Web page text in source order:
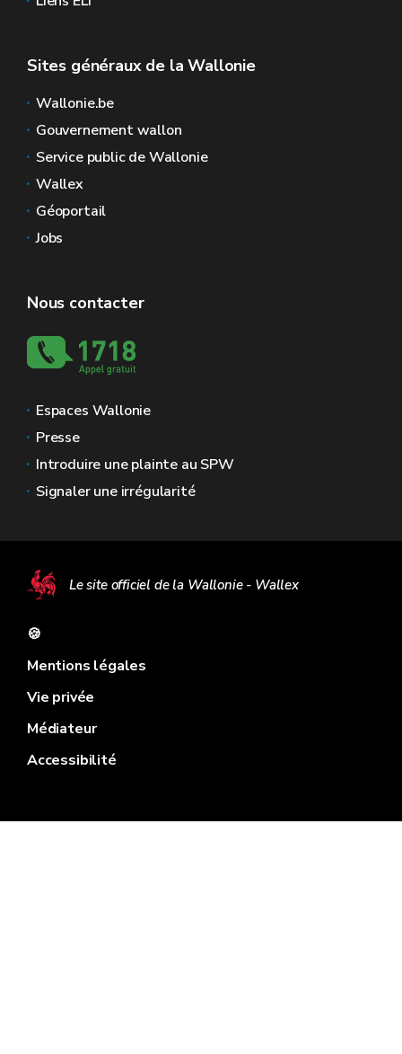
Sites généraux de la Wallonie
Wallonie.be
Gouvernement wallon
Service public de Wallonie
Wallex
Géoportail
Jobs
Nous contacter
Espaces Wallonie
Presse
Introduire une plainte au SPW
Signaler une irrégularité
Le site officiel de la Wallonie - Wallex
🍪
Mentions légales
Vie privée
Médiateur
Accessibilité